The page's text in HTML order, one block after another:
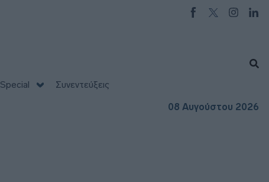
Special
Συνεντεύξεις
08 Αυγούστου 2026